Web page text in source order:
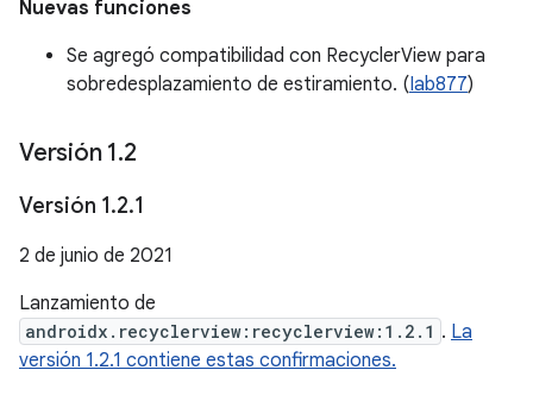
Nuevas funciones
Se agregó compatibilidad con RecyclerView para
sobredesplazamiento de estiramiento. (Iab877)
Versión 1.2
Versión 1.2.1
2 de junio de 2021
Lanzamiento de
androidx.recyclerview:recyclerview:1.2.1 . La
versión 1.2.1 contiene estas confirmaciones.